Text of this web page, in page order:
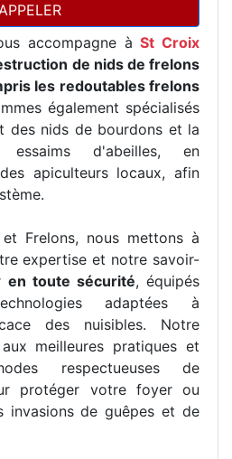
accompagne àSt Croix
de nids de frelons
les redoutables frelons
également spécialisés
des nids de bourdons et la
essaims d'abeilles, en
apiculteurs locaux, afin
Frelons, nous mettons à
expertise et notre savoir-
en toute sécurité, équipés
adaptées à
des nuisibles. Notre
meilleures pratiques et
respectueuses de
protéger votre foyer ou
invasions de guêpes et de